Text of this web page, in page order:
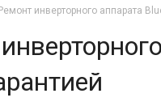
инверторного аппарата